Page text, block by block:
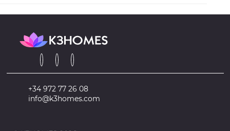
+34 972 77 26 08
info@k3homes.com